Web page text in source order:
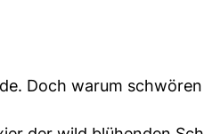
Doch warum